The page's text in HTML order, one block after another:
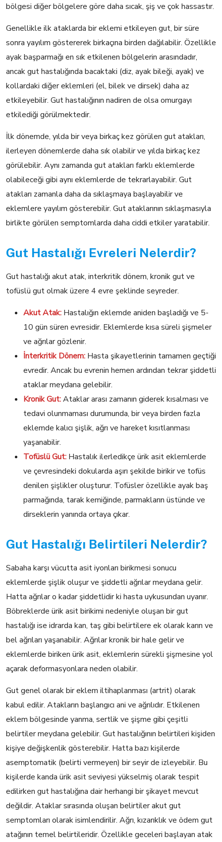
bölgesi diğer bölgelere göre daha sıcak, şiş ve çok hassastır.
Genellikle ilk ataklarda bir eklemi etkileyen gut, bir süre
sonra yayılım göstererek birkaçına birden dağılabilir. Özellikle
ayak başparmağı en sık etkilenen bölgelerin arasındadır,
ancak gut hastalığında bacaktaki (diz, ayak bileği, ayak) ve
kollardaki diğer eklemleri (el, bilek ve dirsek) daha az
etkileyebilir. Gut hastalığının nadiren de olsa omurgayı
etkilediği görülmektedir.
İlk dönemde, yılda bir veya birkaç kez görülen gut atakları,
ilerleyen dönemlerde daha sık olabilir ve yılda birkaç kez
görülebilir. Aynı zamanda gut atakları farklı eklemlerde
olabileceği gibi aynı eklemlerde de tekrarlayabilir. Gut
atakları zamanla daha da sıklaşmaya başlayabilir ve
eklemlere yayılım gösterebilir. Gut ataklarının sıklaşmasıyla
birlikte görülen semptomlarda daha ciddi etkiler yaratabilir.
Gut Hastalığı Evreleri Nelerdir?
Gut hastalığı akut atak, interkritik dönem, kronik gut ve
tofüslü gut olmak üzere 4 evre şeklinde seyreder.
Akut Atak: Hastalığın eklemde aniden başladığı ve 5-
10 gün süren evresidir. Eklemlerde kısa süreli şişmeler
ve ağrılar gözlenir.
İnterkritik Dönem: Hasta şikayetlerinin tamamen geçtiği
evredir. Ancak bu evrenin hemen ardından tekrar şiddetli
ataklar meydana gelebilir.
Kronik Gut:Ataklar arası zamanın giderek kısalması ve
tedavi olunmaması durumunda, bir veya birden fazla
eklemde kalıcı şişlik, ağrı ve hareket kısıtlanması
yaşanabilir.
Tofüslü Gut: Hastalık ilerledikçe ürik asit eklemlerde
ve çevresindeki dokularda aşırı şekilde birikir ve tofüs
denilen şişlikler oluşturur. Tofüsler özellikle ayak baş
parmağında, tarak kemiğinde, parmakların üstünde ve
dirseklerin yanında ortaya çıkar.
Gut Hastalığı Belirtileri Nelerdir?
Sabaha karşı vücutta asit iyonları birikmesi sonucu
eklemlerde şişlik oluşur ve şiddetli ağrılar meydana gelir.
Hatta ağrılar o kadar şiddetlidir ki hasta uykusundan uyanır.
Böbreklerde ürik asit birikimi nedeniyle oluşan bir gut
hastalığı ise idrarda kan, taş gibi belirtilere ek olarak karın ve
bel ağrıları yaşanabilir. Ağrılar kronik bir hale gelir ve
eklemlerde biriken ürik asit, eklemlerin sürekli şişmesine yol
açarak deformasyonlara neden olabilir.
Gut genel olarak bir eklem iltihaplanması (artrit) olarak
kabul edilir. Atakların başlangıcı ani ve ağrılıdır. Etkilenen
eklem bölgesinde yanma, sertlik ve şişme gibi çeşitli
belirtiler meydana gelebilir. Gut hastalığının belirtileri kişiden
kişiye değişkenlik gösterebilir. Hatta bazı kişilerde
asemptomatik (belirti vermeyen) bir seyir de izleyebilir. Bu
kişilerde kanda ürik asit seviyesi yükselmiş olarak tespit
edilirken gut hastalığına dair herhangi bir şikayet mevcut
değildir. Ataklar sırasında oluşan belirtiler akut gut
semptomları olarak isimlendirilir. Ağrı, kızarıklık ve ödem gut
atağının temel belirtileridir. Özellikle geceleri başlayan atak